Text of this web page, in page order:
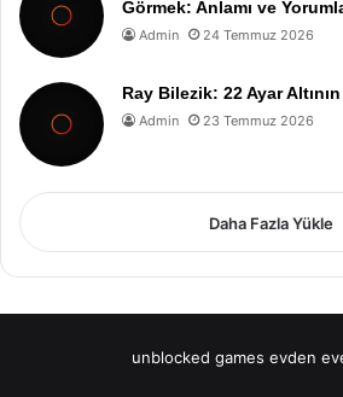
Görmek: Anlamı ve
Admin 24 Temmuz 2026
Ray Bilezik: 22 Ayar
Admin 23 Temmuz 2026
Daha Fazla Yükle
unblocked games evden